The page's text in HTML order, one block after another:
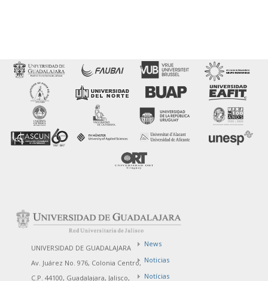
UNIVERSIDAD DE GUADALAJARA
Av. Juárez No. 976, Colonia Centro,
C.P. 44100, Guadalajara, Jalisco,
News
Noticias
Notícias